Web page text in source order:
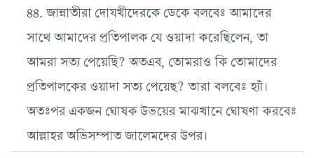
৪৪. জান্নাতীরা দোযখীদেরকে ডেকে বলবেঃ আমাদের
সাথে আমাদের প্রতিপালক যে ওয়াদা করেছিলেন, তা
আমরা সত্য পেয়েছি? অতএব, তোমরাও কি তোমাদের
প্রতিপালকের ওয়াদা সত্য পেয়েছ? তারা বলবেঃ হ্যাঁ।
অতঃপর একজন ঘোষক উভয়ের মাঝখানে ঘোষণা করবেঃ
আল্লাহর অভিসম্পাত জালেমদের উপর।